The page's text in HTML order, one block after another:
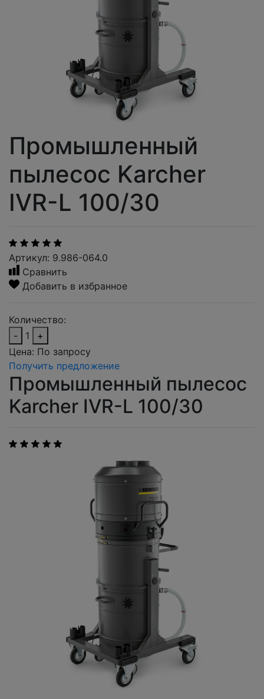
Промышленный
пылесос Karcher
IVR-L 100/30
Артикул: 9.986-064.0
Сравнить
Добавить в избранное
Количество:
-
1
+
Цена: По запросу
Получить предложение
Промышленный пылесос
Karcher IVR-L 100/30